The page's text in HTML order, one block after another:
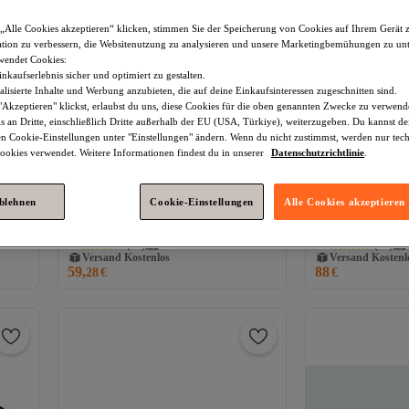
4.5 (29)
Versand Kostenlos
Gratis Versand
59,28€
4.4 (50)
Versand
Gratis Versand
88€
Cookies akzeptieren“ klicken, stimmen Sie der Speicherung von Cookies auf Ihrem Gerät
zu verbessern, die Websitenutzung zu analysieren und unsere Marketingbemühungen zu
Cookies:
sicher und optimiert zu gestalten.
Inhalte und Werbung anzubieten, die auf deine Einkaufsinteressen zugeschnitten sind.
klickst, erlaubst du uns, diese Cookies für die oben genannten Zwecke zu
an Dritte, einschließlich Dritte außerhalb der EU (USA, Türkiye), weiterzugeben. Du kannst
Cookie-Einstellungen unter "Einstellungen" ändern. Wenn du nicht zustimmst, werden nur
verwendet. Weitere Informationen findest du in unserer
Datenschutzrichtlinie
Cookie-Einstellungen Alle Cookies akzeptieren